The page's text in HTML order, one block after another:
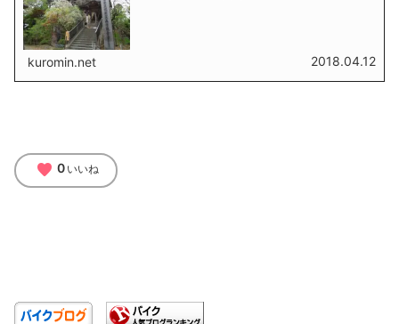
kuromin.net 2018.04.12
favorite 0 いいね